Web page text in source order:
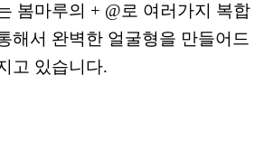
봄마루의 + @로 여러 가지 복합
해서 완벽한 얼굴형을 만들어드
고 있습니다.